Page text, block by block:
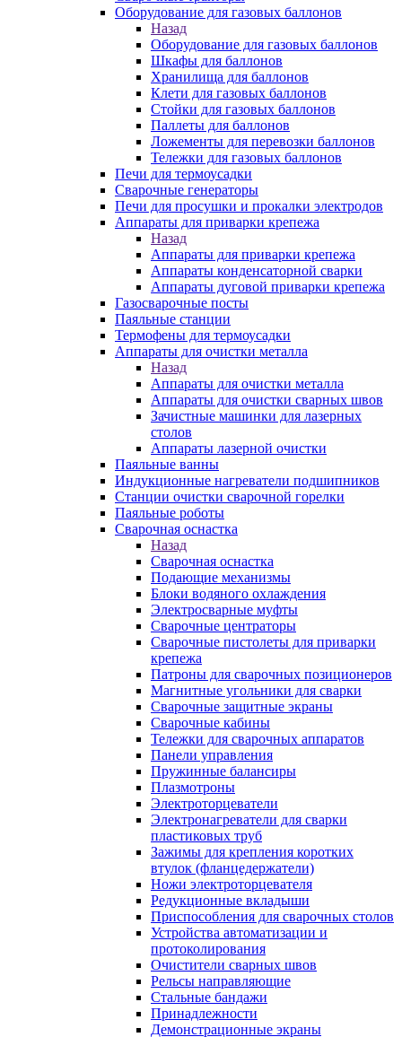
Оборудование для газовых баллонов
Назад
Оборудование для газовых баллонов
Шкафы для баллонов
Хранилища для баллонов
Клети для газовых баллонов
Стойки для газовых баллонов
Паллеты для баллонов
Ложементы для перевозки баллонов
Тележки для газовых баллонов
Печи для термоусадки
Сварочные генераторы
Печи для просушки и прокалки электродов
Аппараты для приварки крепежа
Назад
Аппараты для приварки крепежа
Аппараты конденсаторной сварки
Аппараты дуговой приварки крепежа
Газосварочные посты
Паяльные станции
Термофены для термоусадки
Аппараты для очистки металла
Назад
Аппараты для очистки металла
Аппараты для очистки сварных швов
Зачистные машинки для лазерных
столов
Аппараты лазерной очистки
Паяльные ванны
Индукционные нагреватели подшипников
Станции очистки сварочной горелки
Паяльные роботы
Сварочная оснастка
Назад
Сварочная оснастка
Подающие механизмы
Блоки водяного охлаждения
Электросварные муфты
Сварочные центраторы
Сварочные пистолеты для приварки
крепежа
Патроны для сварочных позиционеров
Магнитные угольники для сварки
Сварочные защитные экраны
Сварочные кабины
Тележки для сварочных аппаратов
Панели управления
Пружинные балансиры
Плазмотроны
Электроторцеватели
Электронагреватели для сварки
пластиковых труб
Зажимы для крепления коротких
втулок (фланцедержатели)
Ножи электроторцевателя
Редукционные вкладыши
Приспособления для сварочных столов
Устройства автоматизации и
протоколирования
Очистители сварных швов
Рельсы направляющие
Стальные бандажи
Принадлежности
Демонстрационные экраны